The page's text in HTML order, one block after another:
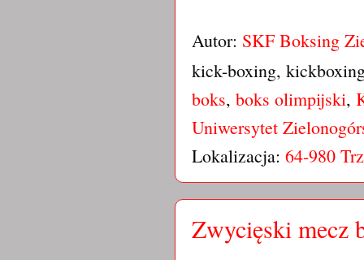
Autor: SKF Boksing
kick-boxing,
boks, boks olimpijski,
Uniwersytet
Lokalizacja: 64-980
Zwycięski mecz